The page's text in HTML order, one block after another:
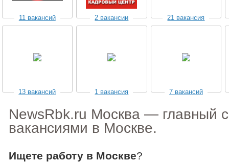
11 вакансий 2 вакансии 21 вакансия
13 вакансий 1 вакансия 7 вакансий
NewsRbk.ru Москва — главный
вакансиями в Москве.
Ищете работу в Москве?